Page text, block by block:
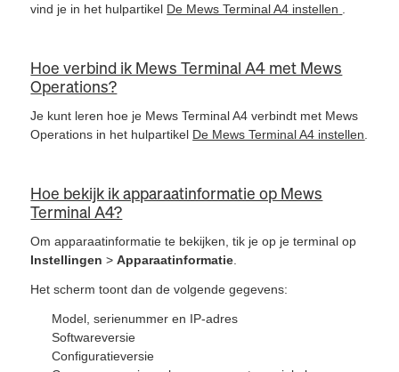
vind je in het hulpartikel De Mews Terminal A4 instellen
Hoe verbind ik Mews Terminal A4 met Mews
Operations?
Je kunt leren hoe je Mews Terminal A4 verbindt met Mews
Operations in het hulpartikel De Mews Terminal A4 instellen
Hoe bekijk ik apparaatinformatie op Mews
Terminal A4?
Om apparaatinformatie te bekijken, tik je op je terminal op
Instellingen >Apparaatinformatie
Het scherm toont dan de volgende gegevens:
Model, serienummer en IP-adres
Softwareversie
Configuratieversie